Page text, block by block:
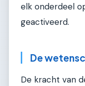
elk onderdeel
geactiveerd.
De
De kracht van